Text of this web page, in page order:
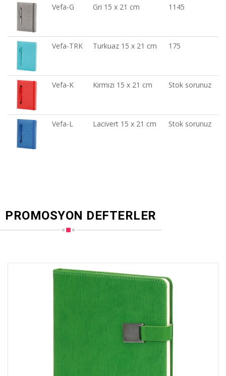
Vefa-G Gri 15 x 21 cm 1145
Vefa-TRK Turkuaz 15 x 21 cm 175
Vefa-K Kırmızı 15 x 21 cm Stok sorunuz
Vefa-L Lacivert 15 x 21 cm Stok sorunuz
PROMOSYON DEFTERLER